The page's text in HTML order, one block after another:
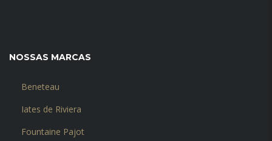
NOSSAS MARCAS
Beneteau
Iates de Riviera
Fountaine Pajot